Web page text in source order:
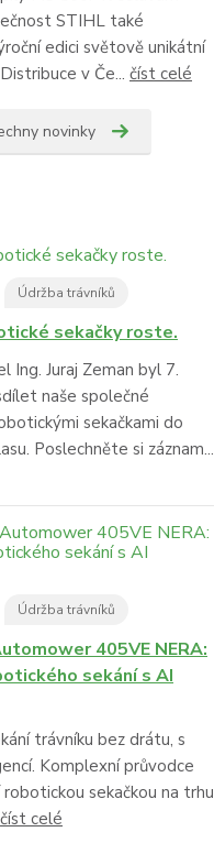
STIHL také
edici světově unikátní
v Če... číst celé
novinky
Údržba trávníků
sekačky roste.
Ing. Juraj Zeman byl 7.
naše společné
sekačkami do
Poslechněte si záznam...
Údržba trávníků
405VE NERA:
sekání s AI
trávníku bez drátu, s
Komplexní průvodce
sekačkou na trhu
číst celé